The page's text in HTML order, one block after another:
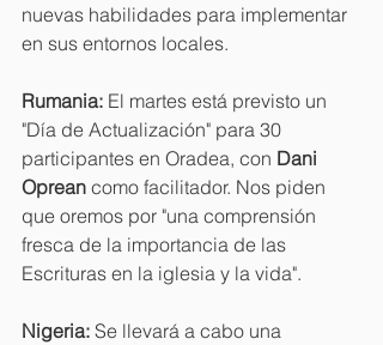
nuevas habilidades para implementar
en sus entornos locales.
Rumania: El martes está previsto un
"Día de Actualización" para 30
participantes en Oradea, con Dani
Oprean como facilitador. Nos piden
que oremos por "una comprensión
fresca de la importancia de las
Escrituras en la iglesia y la vida".
Nigeria: Se llevará a cabo una